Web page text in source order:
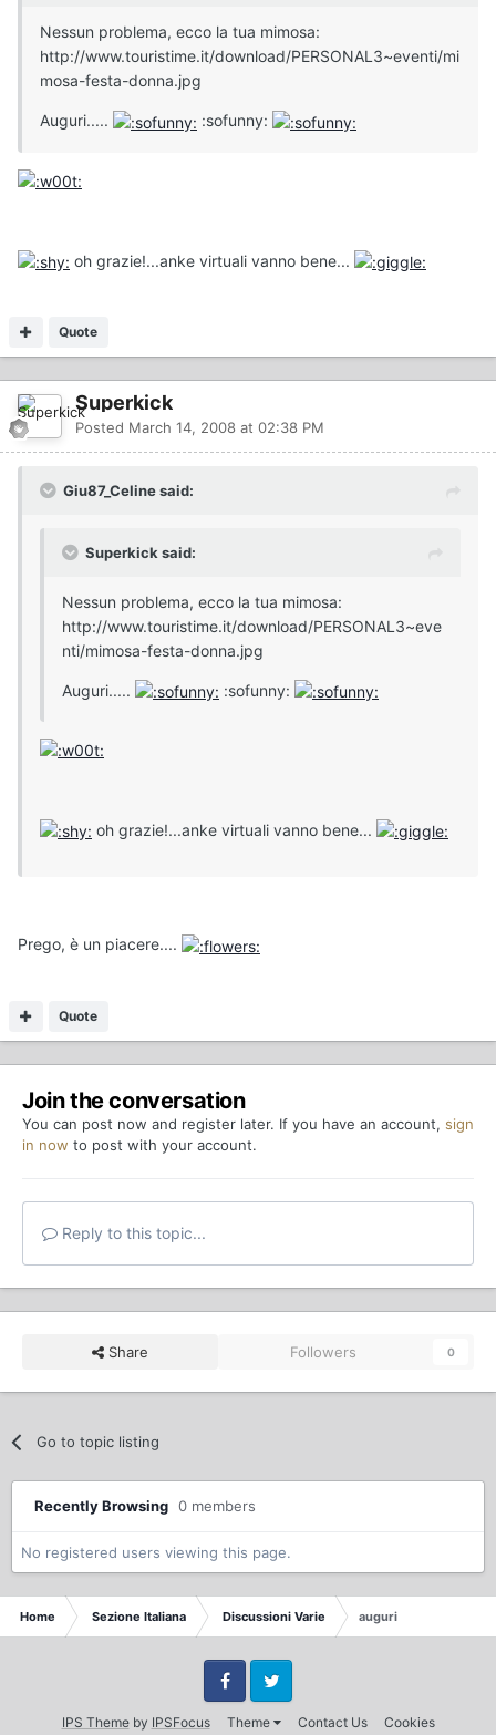
Nessun problema, ecco la tua mimosa:
http://www.touristime.it/download/PERSONAL3~eventi/mi
mosa-festa-donna.jpg
Auguri..... :sofunny:
oh grazie!...anke virtuali vanno bene...
Quote
Superkick
Posted March 14, 2008 at 02:38 PM
Giu87_Celine said:
Superkick said:
Nessun problema, ecco la tua mimosa:
http://www.touristime.it/download/PERSONAL3~eve
nti/mimosa-festa-donna.jpg
Auguri..... :sofunny:
oh grazie!...anke virtuali vanno bene...
Prego, è un piacere....
Quote
Join the conversation
You can post now and register later. If you have an account, sign
in now to post with your account.
Reply to this topic...
Share Followers 0
Go to topic listing
Recently Browsing 0 members
No registered users viewing this page.
Home Sezione Italiana Discussioni Varie auguri
IPS Themeby IPSFocus Theme Contact Us Cookies
FacebookTwitter